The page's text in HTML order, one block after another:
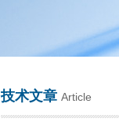
技术文章 Article